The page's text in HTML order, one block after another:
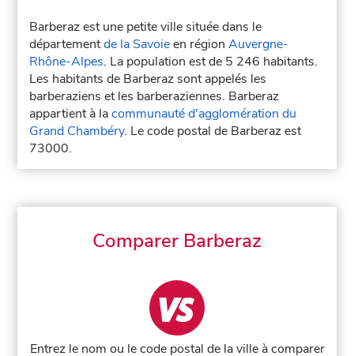
Barberaz est une petite ville située dans le
départementde la Savoieen régionAuvergne-
Rhône-Alpes. La population est de 5 246 habitants.
Les habitants de Barberaz sont appelés les
barberaziens et les barberaziennes. Barberaz
appartient à lacommunauté d'agglomération du
Grand Chambéry. Le code postal de Barberaz est
73000.
Comparer Barberaz
Entrez le nom ou le code postal de la ville à comparer